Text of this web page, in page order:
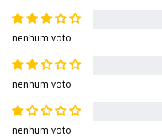
nenhum voto
nenhum voto
nenhum voto